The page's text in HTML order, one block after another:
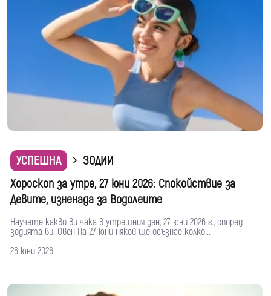
УСПЕШНА
ЗОДИИ
Хороскоп за утре, 27 юни 2026: Спокойствие за
Девите, изненада за Водолеите
Научете какво ви чака в утрешния ден, 27 юни 2026 г., според
зодията ви. Овен На 27 юни някой ще осъзнае колко...
26 юни 2026